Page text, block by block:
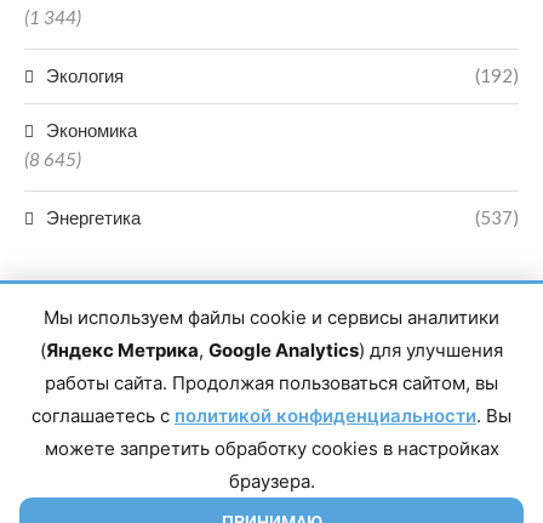
(1 344)
Экология (192)
Экономика
(8 645)
Энергетика (537)
Главный редактор сетевого издания Магомаев Тимур Нухович.
Контакты редакции: 8(988)-292-94-34 Почта: vestiskfo@gmail.com По
Республика Дагестан, г. Махачкала, пр-т Насрутдинова, д. 1а. Все
права защищены. Копирование и использование полных материалов
запрещено, частичное цитирование возможно только при условии
Мы используем файлы cookie и сервисы аналитики
(Яндекс Метрика, Google Analytics) для улучшения
работы сайта. Продолжая пользоваться сайтом, вы
соглашаетесь с политикой конфиденциальности. Вы
можете запретить обработку cookies в настройках
браузера.